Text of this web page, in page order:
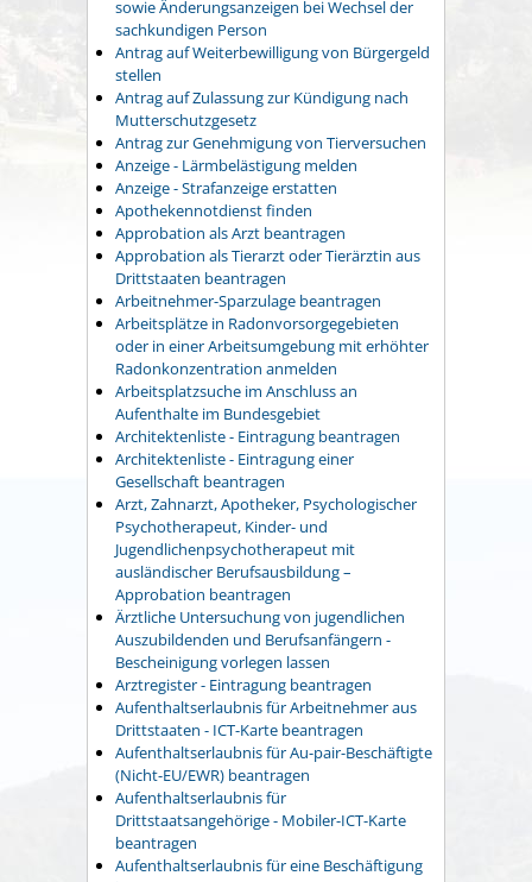
sowie Änderungsanzeigen bei Wechsel der
sachkundigen Person
Antrag auf Weiterbewilligung von Bürgergeld
stellen
Antrag auf Zulassung zur Kündigung nach
Mutterschutzgesetz
Antrag zur Genehmigung von Tierversuchen
Anzeige - Lärmbelästigung melden
Anzeige - Strafanzeige erstatten
Apothekennotdienst finden
Approbation als Arzt beantragen
Approbation als Tierarzt oder Tierärztin aus
Drittstaaten beantragen
Arbeitnehmer-Sparzulage beantragen
Arbeitsplätze in Radonvorsorgegebieten
oder in einer Arbeitsumgebung mit erhöhter
Radonkonzentration anmelden
Arbeitsplatzsuche im Anschluss an
Aufenthalte im Bundesgebiet
Architektenliste - Eintragung beantragen
Architektenliste - Eintragung einer
Gesellschaft beantragen
Arzt, Zahnarzt, Apotheker, Psychologischer
Psychotherapeut, Kinder- und
Jugendlichenpsychotherapeut mit
ausländischer Berufsausbildung –
Approbation beantragen
Ärztliche Untersuchung von jugendlichen
Auszubildenden und Berufsanfängern -
Bescheinigung vorlegen lassen
Arztregister - Eintragung beantragen
Aufenthaltserlaubnis für Arbeitnehmer aus
Drittstaaten - ICT-Karte beantragen
Aufenthaltserlaubnis für Au-pair-Beschäftigte
(Nicht-EU/EWR) beantragen
Aufenthaltserlaubnis für
Drittstaatsangehörige - Mobiler-ICT-Karte
beantragen
Aufenthaltserlaubnis für eine Beschäftigung